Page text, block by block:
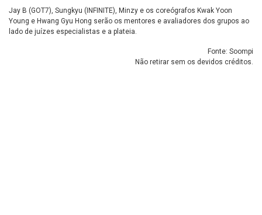
Jay B (GOT7), Sungkyu (INFINITE), Minzy e os coreógrafos Kwak Yoon
Young e Hwang Gyu Hong serão os mentores e avaliadores dos grupos ao
lado de juízes especialistas e a plateia.
Fonte: Soompi
Não retirar sem os devidos créditos.